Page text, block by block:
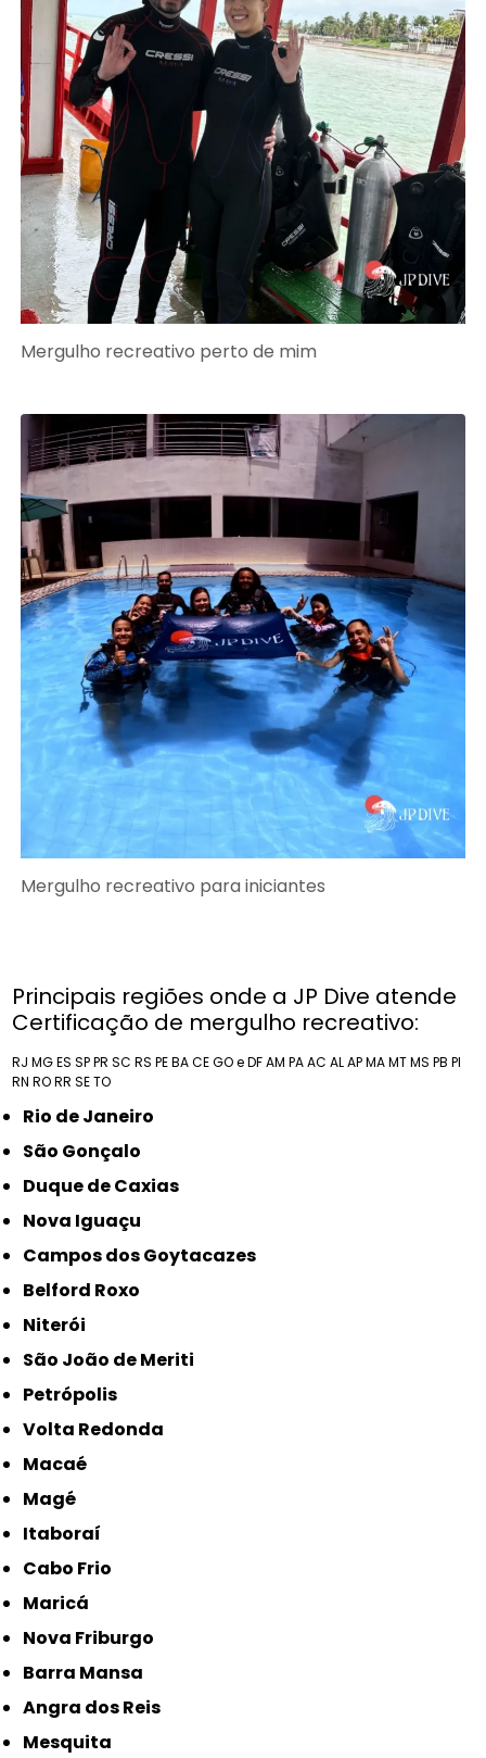
Mergulho recreativo perto de mim
Mergulho recreativo para iniciantes
Principais regiões onde a JP Dive atende
Certificação de mergulho recreativo:
RJ MGES SPPR SC RS PEBACEGO e DFAM PAAC ALAPMAMTMS PB PI
RN RORR SETO
Rio de Janeiro
São Gonçalo
Duque de Caxias
Nova Iguaçu
Campos dos Goytacazes
Belford Roxo
Niterói
São João de Meriti
Petrópolis
Volta Redonda
Macaé
Magé
Itaboraí
Cabo Frio
Maricá
Nova Friburgo
Barra Mansa
Angra dos Reis
Mesquita